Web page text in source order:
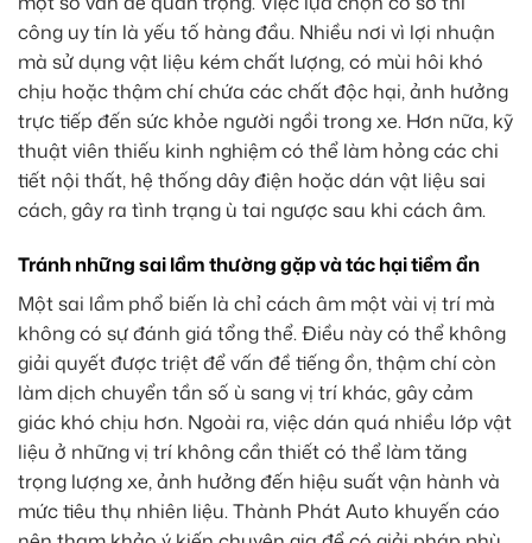
công uy tín là yếu tố hàng đầu. Nhiều nơi vì lợi nhuận
mà sử dụng vật liệu kém chất lượng, có mùi hôi khó
chịu hoặc thậm chí chứa các chất độc hại, ảnh hưởng
trực tiếp đến sức khỏe người ngồi trong xe. Hơn nữa, kỹ
thuật viên thiếu kinh nghiệm có thể làm hỏng các chi
tiết nội thất, hệ thống dây điện hoặc dán vật liệu sai
cách, gây ra tình trạng ù tai ngược sau khi cách âm.
Tránh những sai lầm thường gặp và tác hại tiềm ẩn
Một sai lầm phổ biến là chỉ cách âm một vài vị trí mà
không có sự đánh giá tổng thể. Điều này có thể không
giải quyết được triệt để vấn đề tiếng ồn, thậm chí còn
làm dịch chuyển tần số ù sang vị trí khác, gây cảm
giác khó chịu hơn. Ngoài ra, việc dán quá nhiều lớp vật
liệu ở những vị trí không cần thiết có thể làm tăng
trọng lượng xe, ảnh hưởng đến hiệu suất vận hành và
mức tiêu thụ nhiên liệu. Thành Phát Auto khuyến cáo